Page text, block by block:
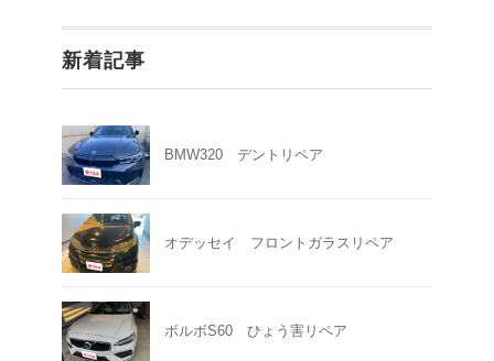
新着記事
BMW320 デントリペア
オデッセイ フロントガラスリペア
ボルボS60 ひょう害リペア